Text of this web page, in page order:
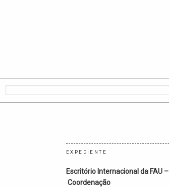
EXPEDIENTE
Escritório Internacional da FAU –
Coordenação